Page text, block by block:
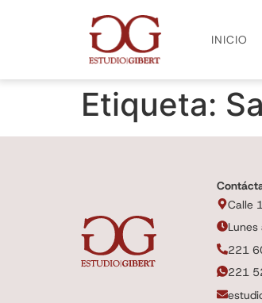
INICIO
Etiqueta:
Calle
221
221